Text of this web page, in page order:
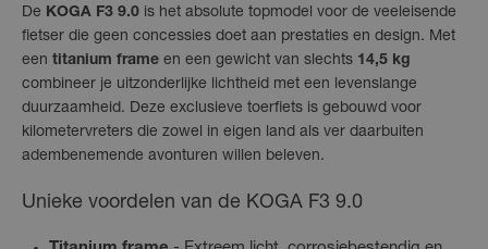
De KOGA F3 9.0 is het absolute topmodel voor de veeleisende
fietser die geen concessies doet aan prestaties en design. Met
een titanium frame en een gewicht van slechts 14,5 kg
combineer je uitzonderlijke lichtheid met een levenslange
duurzaamheid. Deze exclusieve toerfiets is gebouwd voor
kilometervreters die zowel in eigen land als ver daarbuiten
adembenemende avonturen willen beleven.
Unieke voordelen van de KOGA F3 9.0